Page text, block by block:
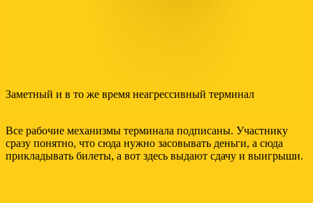
Заметный и в то же время неагрессивный терминал
Все рабочие механизмы терминала подписаны. Участнику
сразу понятно, что сюда нужно засовывать деньги, а сюда
прикладывать билеты, а вот здесь выдают сдачу и выигрыши.